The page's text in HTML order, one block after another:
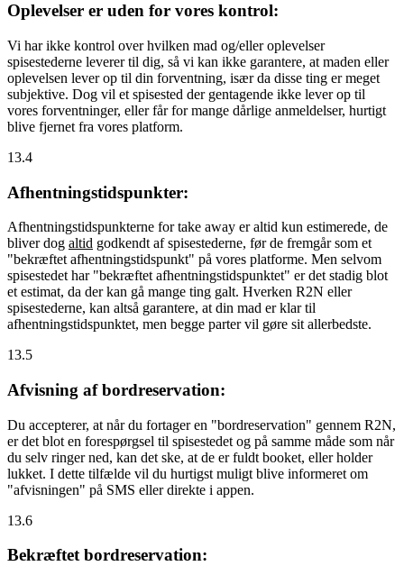
Oplevelser er uden for vores kontrol:
Vi har ikke kontrol over hvilken mad og/eller oplevelser
spisestederne leverer til dig, så vi kan ikke garantere, at maden eller
oplevelsen lever op til din forventning, især da disse ting er meget
subjektive. Dog vil et spisested der gentagende ikke lever op til
vores forventninger, eller får for mange dårlige anmeldelser, hurtigt
blive fjernet fra vores platform.
13.4
Afhentningstidspunkter:
Afhentningstidspunkterne for take away er altid kun estimerede, de
bliver dog altid godkendt af spisestederne, før de fremgår som et
"bekræftet afhentningstidspunkt" på vores platforme. Men selvom
spisestedet har "bekræftet afhentningstidspunktet" er det stadig blot
et estimat, da der kan gå mange ting galt. Hverken R2N eller
spisestederne, kan altså garantere, at din mad er klar til
afhentningstidspunktet, men begge parter vil gøre sit allerbedste.
13.5
Afvisning af bordreservation:
Du accepterer, at når du fortager en "bordreservation" gennem R2N,
er det blot en forespørgsel til spisestedet og på samme måde som når
du selv ringer ned, kan det ske, at de er fuldt booket, eller holder
lukket. I dette tilfælde vil du hurtigst muligt blive informeret om
"afvisningen" på SMS eller direkte i appen.
13.6
Bekræftet bordreservation: